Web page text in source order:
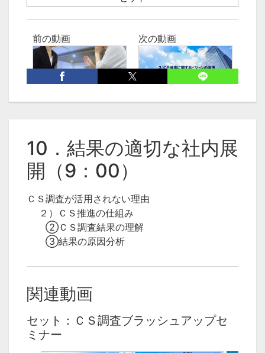
前の動画
９．提案営業力調査報
次の動画
11．ＣＳ推進に関する
10．結果の適切な社内展
開（9：00）
ＣＳ調査が活用されない理由
２）ＣＳ推進の仕組み
②ＣＳ調査結果の理解
③結果の原因分析
関連動画
セット：ＣＳ調査ブラッシュアップセ
ミナー